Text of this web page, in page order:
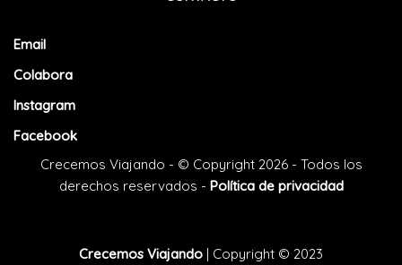
Email
Colabora
Instagram
Facebook
Crecemos Viajando - © Copyright 2026 - Todos los
derechos reservados - Política de privacidad
Crecemos Viajando | Copyright © 2023